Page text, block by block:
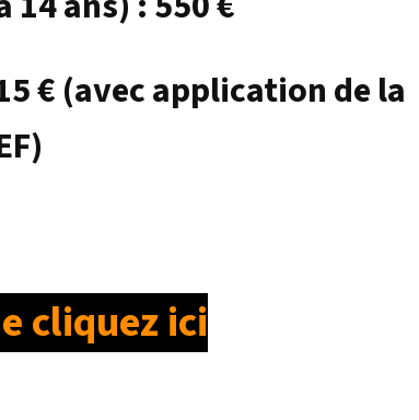
€ (avec application de la
cliquez ici